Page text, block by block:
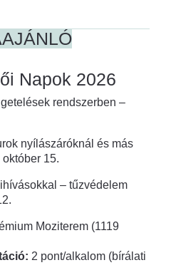
Napok 2026
rendszerben –
nyílászáróknál és más
15.
– tűzvédelem
Moziterem (1119
2 pont/alkalom (bírálati